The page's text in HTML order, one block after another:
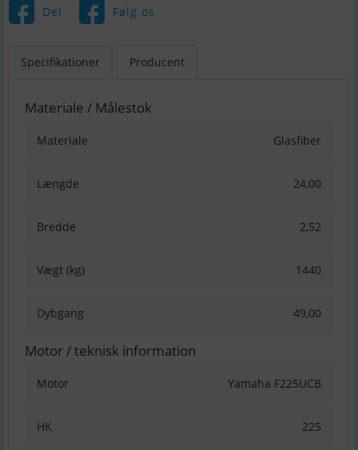
Del Følg os
Specifikationer Producent
Materiale / Målestok
Materiale Glasfiber
Længde 24,00
Bredde 2,52
Vægt (kg) 1440
Dybgang 49,00
Motor / teknisk information
Motor Yamaha F225UCB
HK 225